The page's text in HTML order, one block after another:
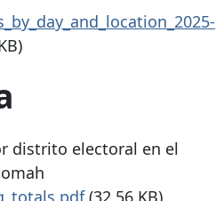
distrito electoral en el
(32.56 KB)